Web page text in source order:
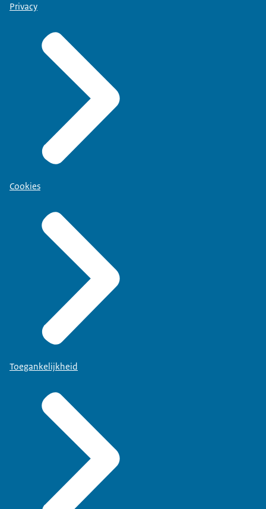
Privacy
Cookies
Toegankelijkheid